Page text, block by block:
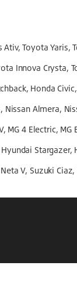
Toyota Yaris,
Innova Crysta,
Honda
Nissan Almera,
MG 4 Electric, MG
Stargazer,
V, Suzuki